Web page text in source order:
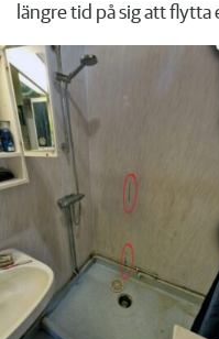
längre tid på sig att